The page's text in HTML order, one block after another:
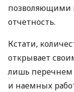
позволяющими
отчетность.
Кстати,
открывает
лишь
и наемных